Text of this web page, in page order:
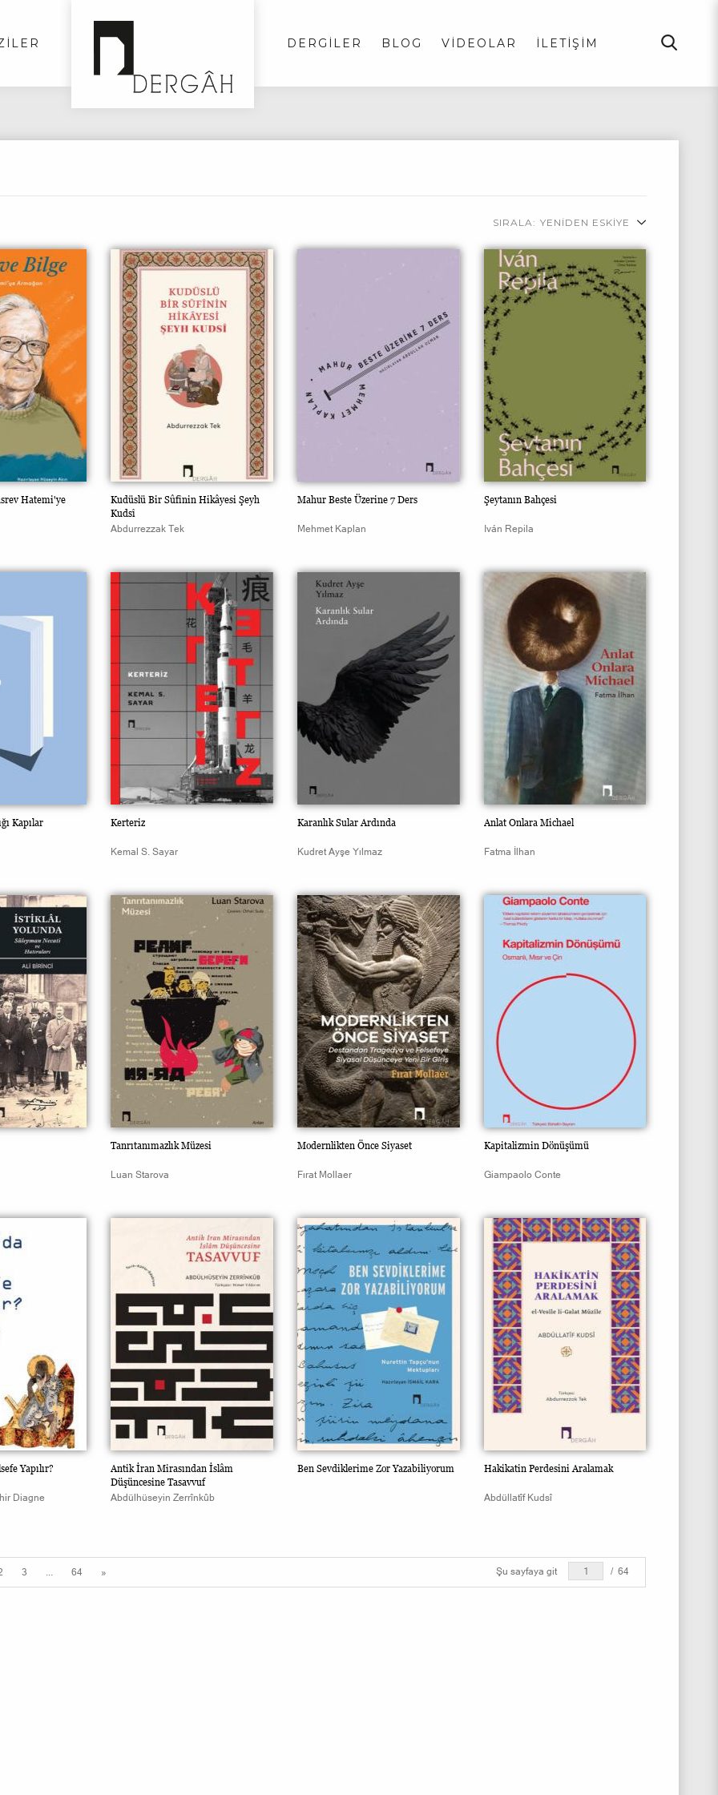
İLETİŞİM
VİDEOLAR
BLOG
DERGİLER
SIRALA: YENİDEN ESKİYE
Hatemi'ye
Kudüslü Bir Sûfînin Hikâyesi Şeyh
Kudsî
Abdurrezzak Tek
Mahur Beste Üzerine 7 Ders
Mehmet Kaplan
Şeytanın Bahçesi
Iván Repila
Kapılar Kerteriz
Kemal S. Sayar
Karanlık Sular Ardında
Kudret Ayşe Yılmaz
Anlat Onlara Michael
Fatma İlhan
Tanrıtanımazlık Müzesi
Luan Starova
Modernlikten Önce Siyaset
Fırat Mollaer
Kapitalizmin Dönüşümü
Giampaolo Conte
Yapılır?
Diagne
Antik İran Mirasından İslâm
Düşüncesine Tasavvuf
Abdülhüseyin Zerrînkûb
Ben Sevdiklerime Zor Yazabiliyorum Hakikatin Perdesini Aralamak
Abdüllatîf Kudsî
3 ... 64 » Şu sayfaya git / 64